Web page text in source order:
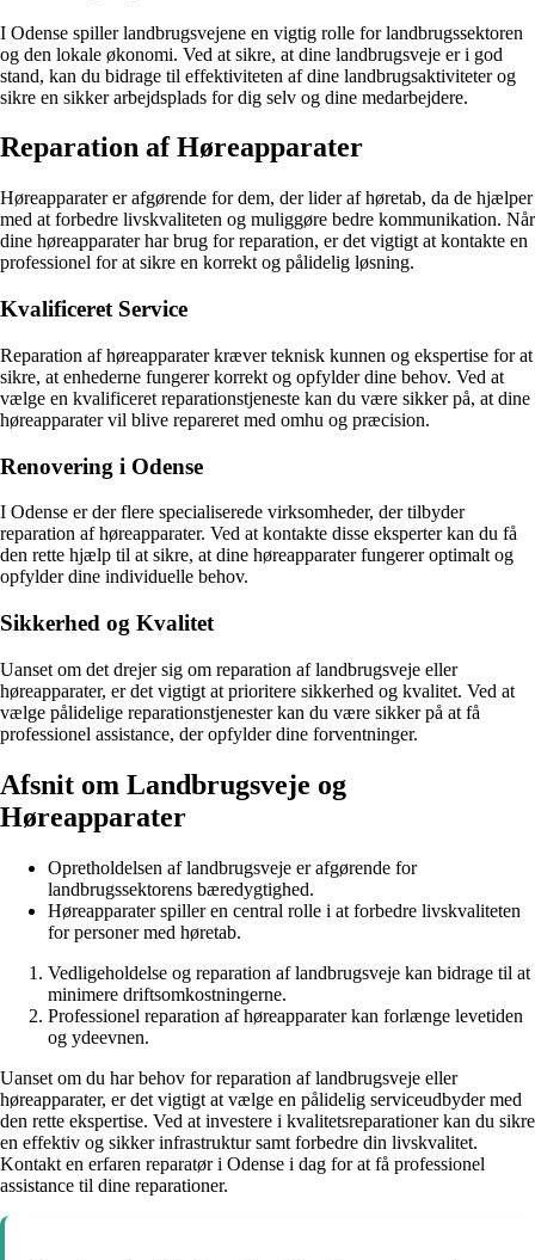
I Odense spiller landbrugsvejene en vigtig rolle for landbrugssektoren
og den lokale økonomi. Ved at sikre, at dine landbrugsveje er i god
stand, kan du bidrage til effektiviteten af ​​dine landbrugsaktiviteter og
sikre en sikker arbejdsplads for dig selv og dine medarbejdere.
Reparation af Høreapparater
Høreapparater er afgørende for dem, der lider af høretab, da de hjælper
med at forbedre livskvaliteten og muliggøre bedre kommunikation. Når
dine høreapparater har brug for reparation, er det vigtigt at kontakte en
professionel for at sikre en korrekt og pålidelig løsning.
Kvalificeret Service
Reparation af høreapparater kræver teknisk kunnen og ekspertise for at
sikre, at enhederne fungerer korrekt og opfylder dine behov. Ved at
vælge en kvalificeret reparationstjeneste kan du være sikker på, at dine
høreapparater vil blive repareret med omhu og præcision.
Renovering i Odense
I Odense er der flere specialiserede virksomheder, der tilbyder
reparation af høreapparater. Ved at kontakte disse eksperter kan du få
den rette hjælp til at sikre, at dine høreapparater fungerer optimalt og
opfylder dine individuelle behov.
Sikkerhed og Kvalitet
Uanset om det drejer sig om reparation af landbrugsveje eller
høreapparater, er det vigtigt at prioritere sikkerhed og kvalitet. Ved at
vælge pålidelige reparationstjenester kan du være sikker på at få
professionel assistance, der opfylder dine forventninger.
Afsnit om Landbrugsveje og
Høreapparater
Opretholdelsen af landbrugsveje er afgørende for
landbrugssektorens bæredygtighed.
Høreapparater spiller en central rolle i at forbedre livskvaliteten
for personer med høretab.
Vedligeholdelse og reparation af landbrugsveje kan bidrage til at
minimere driftsomkostningerne.
Professionel reparation af høreapparater kan forlænge levetiden
og ydeevnen.
Uanset om du har behov for reparation af landbrugsveje eller
høreapparater, er det vigtigt at vælge en pålidelig serviceudbyder med
den rette ekspertise. Ved at investere i kvalitetsreparationer kan du sikre
en effektiv og sikker infrastruktur samt forbedre din livskvalitet.
Kontakt en erfaren reparatør i Odense i dag for at få professionel
assistance til dine reparationer.